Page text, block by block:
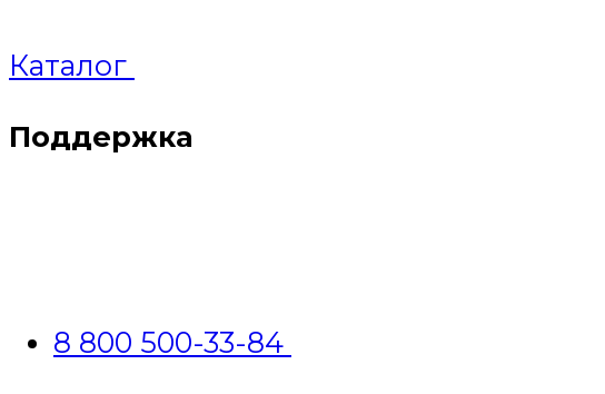
Каталог
Поддержка
8 800 500-33-84